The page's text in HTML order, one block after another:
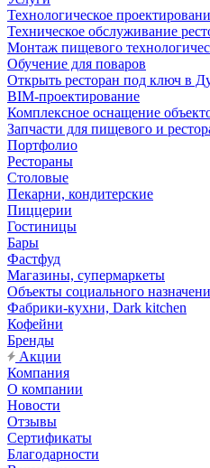
Технологическое
Техническое обслуживание
Монтаж пищевого
Обучение для поваров
Открыть ресторан под ключ в
BIM-проектирование
Комплексное оснащение
Запчасти для пищевого и
Портфолио
Рестораны
Столовые
Пекарни, кондитерские
Пиццерии
Гостиницы
Бары
Фастфуд
Магазины, супермаркеты
Объекты социального
Фабрики-кухни, Dark kitchen
Кофейни
Бренды
Акции
Компания
О компании
Новости
Отзывы
Сертификаты
Благодарности